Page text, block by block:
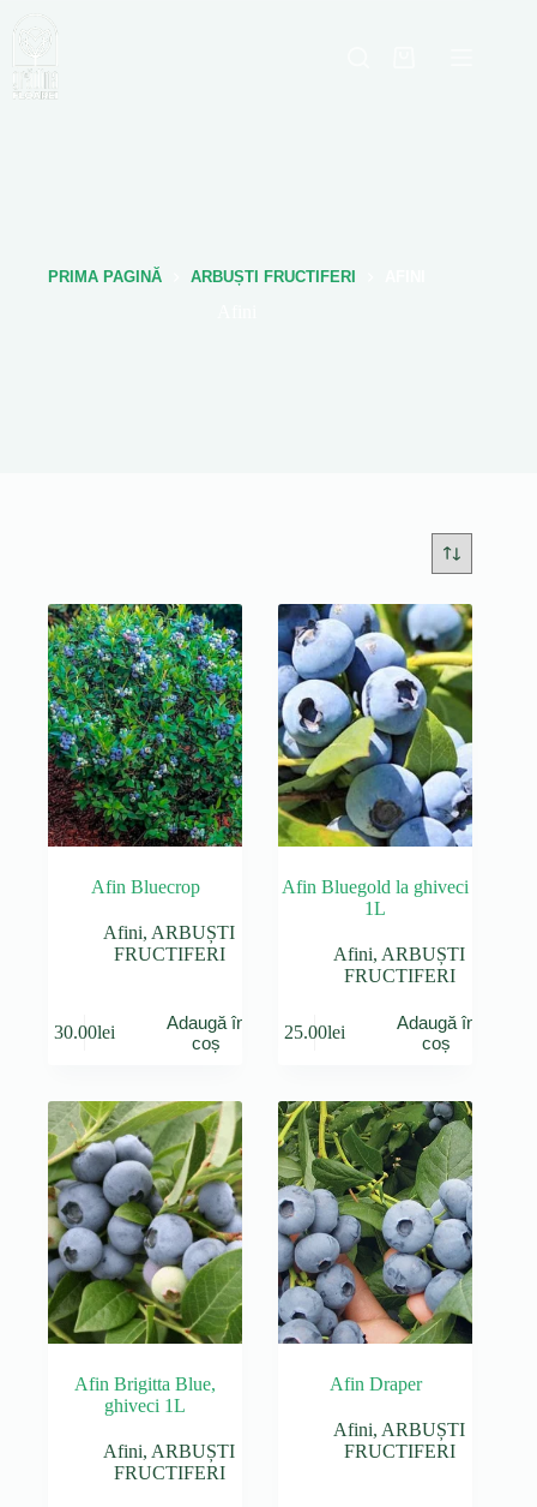
conținut
PRIMA PAGINĂ ARBUȘTI FRUCTIFERI
Afin Bluecrop
Afini, ARBUȘTI
FRUCTIFERI
30.00lei
Adaugă în
coș
Afin Bluegold la ghiveci
1L
Afini, ARBUȘTI
FRUCTIFERI
25.00lei
Adaugă în
coș
Afin Brigitta Blue,
ghiveci 1L
Afini, ARBUȘTI
FRUCTIFERI
Afin Draper
Afini, ARBUȘTI
FRUCTIFERI